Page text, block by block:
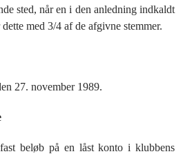
sted, når en i den anledning indkaldt
med 3/4 af de afgivne stemmer.
27. november 1989.
beløb på en låst konto i klubbens